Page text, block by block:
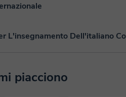
L'insegnamento Dell'italiano
piacciono